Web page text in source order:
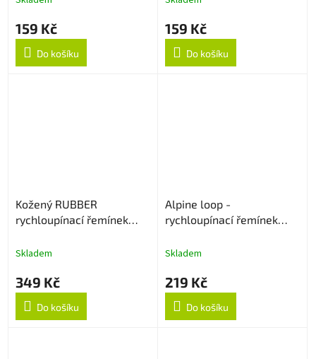
159 Kč
Do košíku
159 Kč
Do košíku
Kožený RUBBER
rychloupínací řemínek
Skladem
349 Kč
Do košíku
Alpine loop -
rychloupínací řemínek
Skladem
219 Kč
Do košíku